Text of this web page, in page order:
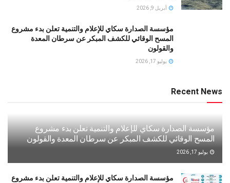
أبريل 9, 2026
مؤسسة الصدارة سكاي للإعلام والتنمية تعلن بدء مشروع
المسح الوقائي للكشف المبكر عن سرطان المعدة
والقولون
يوليو 17, 2026
Recent News
مؤسسة الصدارة سكاي للإعلام والتنمية تعلن بدء مشروع
المسح الوقائي للكشف المبكر عن سرطان المعدة والقولون
يوليو 17, 2026
مؤسسة الصدارة سكاي للإعلام والتنمية تعلن بدء مشروع